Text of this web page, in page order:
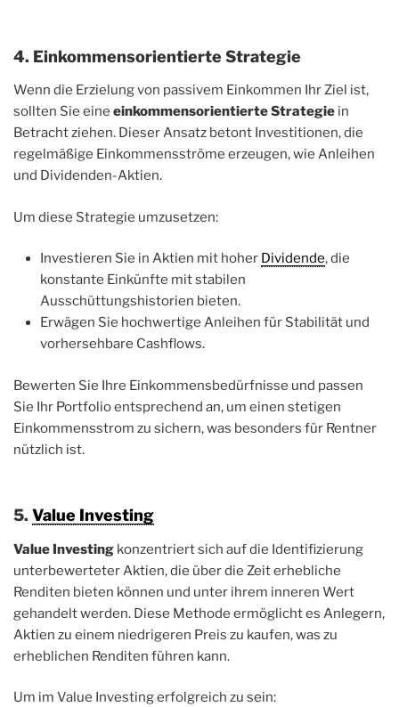
4. Einkommensorientierte Strategie
Wenn die Erzielung von passivem Einkommen Ihr Ziel ist,
sollten Sie eine einkommensorientierte Strategie in
Betracht ziehen. Dieser Ansatz betont Investitionen, die
regelmäßige Einkommensströme erzeugen, wie Anleihen
und Dividenden-Aktien.
Um diese Strategie umzusetzen:
Investieren Sie in Aktien mit hoher Dividende, die
konstante Einkünfte mit stabilen
Ausschüttungshistorien bieten.
Erwägen Sie hochwertige Anleihen für Stabilität und
vorhersehbare Cashflows.
Bewerten Sie Ihre Einkommensbedürfnisse und passen
Sie Ihr Portfolio entsprechend an, um einen stetigen
Einkommensstrom zu sichern, was besonders für Rentner
nützlich ist.
5. Value Investing
Value Investing konzentriert sich auf die Identifizierung
unterbewerteter Aktien, die über die Zeit erhebliche
Renditen bieten können und unter ihrem inneren Wert
gehandelt werden. Diese Methode ermöglicht es Anlegern,
Aktien zu einem niedrigeren Preis zu kaufen, was zu
erheblichen Renditen führen kann.
Um im Value Investing erfolgreich zu sein: